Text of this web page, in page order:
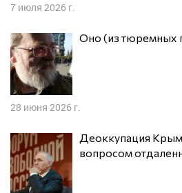
7 июля 2026 г.
Оно (из тюремных
28 июня 2026 г.
Деоккупация Крыма перестала быть
вопросом